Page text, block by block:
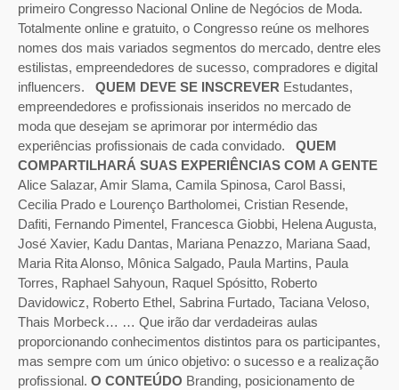
primeiro Congresso Nacional Online de Negócios de Moda.
Totalmente online e gratuito, o Congresso reúne os melhores
nomes dos mais variados segmentos do mercado, dentre eles
estilistas, empreendedores de sucesso, compradores e digital
influencers. QUEM DEVE SE INSCREVER Estudantes,
empreendedores e profissionais inseridos no mercado de
moda que desejam se aprimorar por intermédio das
experiências profissionais de cada convidado. QUEM
COMPARTILHARÁ SUAS EXPERIÊNCIAS COM A GENTE
Alice Salazar, Amir Slama, Camila Spinosa, Carol Bassi,
Cecilia Prado e Lourenço Bartholomei, Cristian Resende,
Dafiti, Fernando Pimentel, Francesca Giobbi, Helena Augusta,
José Xavier, Kadu Dantas, Mariana Penazzo, Mariana Saad,
Maria Rita Alonso, Mônica Salgado, Paula Martins, Paula
Torres, Raphael Sahyoun, Raquel Spósitto, Roberto
Davidowicz, Roberto Ethel, Sabrina Furtado, Taciana Veloso,
Thais Morbeck… … Que irão dar verdadeiras aulas
proporcionando conhecimentos distintos para os participantes,
mas sempre com um único objetivo: o sucesso e a realização
profissional. O CONTEÚDO Branding, posicionamento de